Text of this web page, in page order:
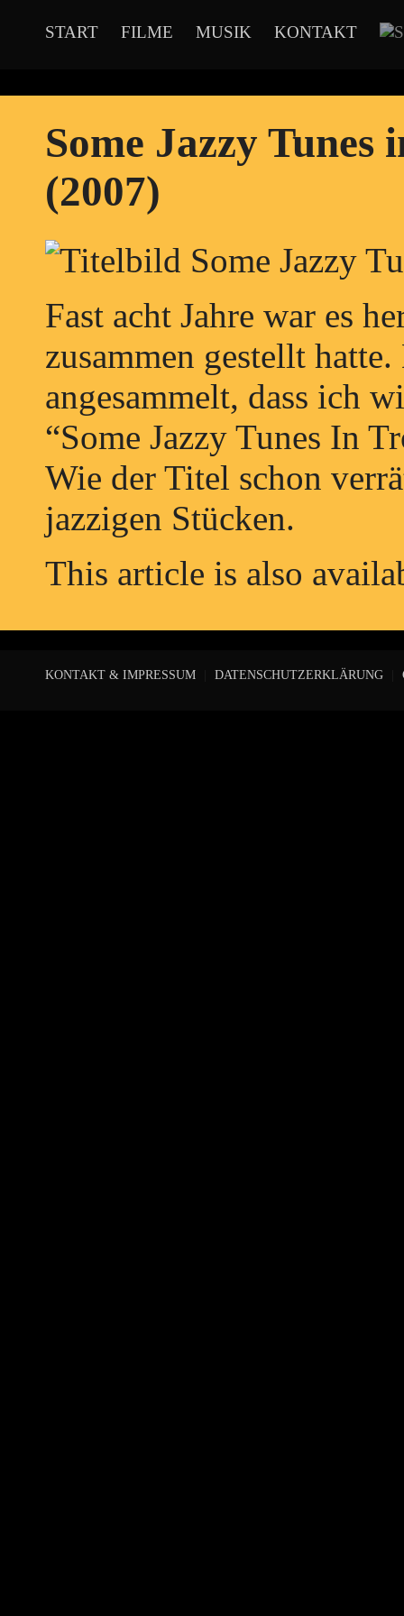
START FILME MUSIK KONTAKT
Some Jazzy
(2007)
Fast acht Jahre war es
zusammen gestellt
angesammelt, dass ich
“Some Jazzy Tunes In
Wie der Titel schon
jazzigen Stücken.
This article is also
KONTAKT & IMPRESSUM DATENSCHUTZERKLÄRUNG